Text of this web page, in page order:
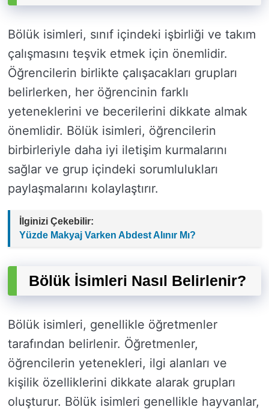
Bölük isimleri, sınıf içindeki işbirliği ve takım
çalışmasını teşvik etmek için önemlidir.
Öğrencilerin birlikte çalışacakları grupları
belirlerken, her öğrencinin farklı
yeteneklerini ve becerilerini dikkate almak
önemlidir. Bölük isimleri, öğrencilerin
birbirleriyle daha iyi iletişim kurmalarını
sağlar ve grup içindeki sorumlulukları
paylaşmalarını kolaylaştırır.
İlginizi Çekebilir:
Yüzde Makyaj Varken Abdest Alınır Mı?
Bölük İsimleri Nasıl Belirlenir?
Bölük isimleri, genellikle öğretmenler
tarafından belirlenir. Öğretmenler,
öğrencilerin yetenekleri, ilgi alanları ve
kişilik özelliklerini dikkate alarak grupları
oluşturur. Bölük isimleri genellikle hayvanlar,